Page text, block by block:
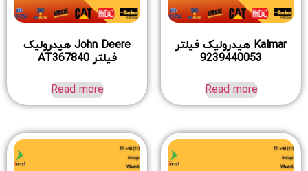
Kalmar هیدرولیک فیلتر
9239440053
Read more
John Deere هیدرولیک
فیلتر AT367840
Read more